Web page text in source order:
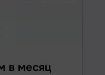
в месяц